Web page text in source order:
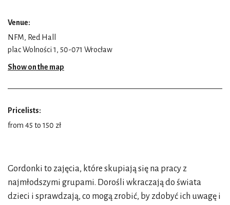
Venue:
NFM, Red Hall
plac Wolności 1, 50-071 Wrocław
Show on the map
Pricelists:
from 45 to 150 zł
Gordonki to zajęcia, które skupiają się na pracy z
najmłodszymi grupami. Dorośli wkraczają do świata
dzieci i sprawdzają, co mogą zrobić, by zdobyć ich uwagę i